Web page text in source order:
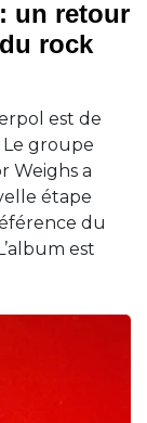
un retour
rock
est de
groupe
Weighs a
étape
du
est